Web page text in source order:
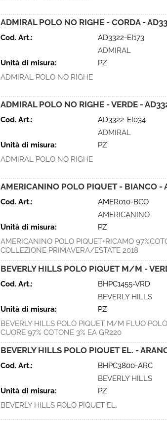
ADMIRAL POLO NO RIGHE - CORDA -
Cod. Art.:
AD3322-EI173
ADMIRAL
Unità di misura:
PZ
ADMIRAL POLO NO RIGHE
ADMIRAL POLO NO RIGHE - VERDE -
Cod. Art.:
AD3322-EI034
ADMIRAL
Unità di misura:
PZ
ADMIRAL POLO NO RIGHE
AMERICANINO POLO PIQUET - BIANCO -
Cod. Art.:
AMER010-BCO
AMERICANINO
Unità di misura:
PZ
AMERICANINO POLO PIQUET+RICAMO
COLLEZIONE PRIMAVERA/ESTATE 2018
BEVERLY HILLS POLO PIQUET M/M -
Cod. Art.:
BHPC1455-VRD
BEVERLY HILLS
Unità di misura:
PZ
BEVERLY HILLS POLO PIQUET M/M FLUO
CUORE 97% COTONE 3% EA GR220
BEVERLY HILLS POLO PIQUET EL. -
Cod. Art.:
BHPC3800-ARC
BEVERLY HILLS
Unità di misura:
PZ
BEVERLY HILLS POLO PIQUET EL.